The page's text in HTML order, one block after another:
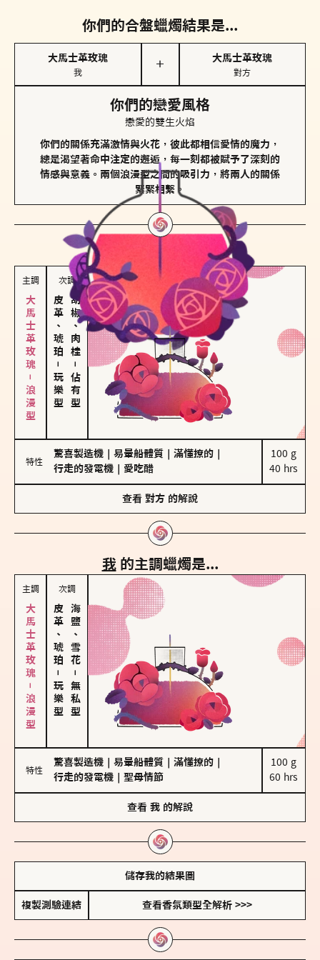
你們的合盤蠟燭結果是...
大馬士革玫瑰
我
＋
大馬士革玫瑰
對方
你們的戀愛風格
戀愛的雙生火焰
你們的關係充滿激情與火花，彼此都相信愛情的魔力，
總是渴望著命中注定的邂逅，每一刻都被賦予了深刻的
情感與意義。兩個浪漫型之間的吸引力，將兩人的關係
緊緊相繫。
對方 的主調蠟燭是...
主調
大馬士革玫瑰－浪漫型
次調
皮革、琥珀
－
玩樂型
胡椒、肉桂
－
佔有型
特性
驚喜製造機 易暈船體質 滿懂撩的
行走的發電機
愛吃醋
100 g
40 hrs
查看 對方 的解說
我 的主調蠟燭是...
主調
大馬士革玫瑰－浪漫型
次調
皮革、琥珀
－
玩樂型
海鹽、雪花
－
無私型
特性
驚喜製造機 易暈船體質 滿懂撩的
行走的發電機
聖母情節
100 g
60 hrs
查看 我 的解說
儲存我的結果圖
複製測驗連結 查看香氛類型全解析 >>>